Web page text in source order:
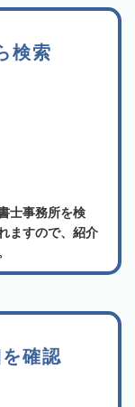
検索
士事務所を検
ますので、紹介
確認